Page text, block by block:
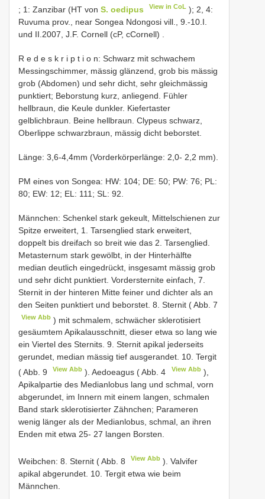
; 1: Zanzibar (HT von S. oedipus View in CoL ); 2, 4:
Ruvuma prov., near Songea Ndongosi vill., 9.-10.I.
und II.2007, J.F. Cornell (cP, cCornell)
R e d e s k r i p t i o n: Schwarz mit schwachem
Messingschimmer, mässig glänzend, grob bis mässig
grob (Abdomen) und sehr dicht, sehr gleichmässig
punktiert; Beborstung kurz, anliegend. Fühler
hellbraun, die Keule dunkler. Kiefertaster
gelblichbraun. Beine hellbraun. Clypeus schwarz,
Oberlippe schwarzbraun, mässig dicht beborstet.
Länge: 3,6-4,4mm (Vorderkörperlänge: 2,0- 2,2 mm).
PM eines von Songea: HW: 104; DE: 50; PW: 76; PL:
80; EW: 12; EL: 111; SL: 92.
Männchen: Schenkel stark gekeult, Mittelschienen zur
Spitze erweitert, 1. Tarsenglied stark erweitert,
doppelt bis dreifach so breit wie das 2. Tarsenglied.
Metasternum stark gewölbt, in der Hinterhälfte
median deutlich eingedrückt, insgesamt mässig grob
und sehr dicht punktiert. Vordersternite einfach, 7.
Sternit in der hinteren Mitte feiner und dichter als an
den Seiten punktiert und beborstet. 8. Sternit ( Abb. 7
View Abb ) mit schmalem, schwächer sklerotisiert
gesäumtem Apikalausschnitt, dieser etwa so lang wie
ein Viertel des Sternits. 9. Sternit apikal jederseits
gerundet, median mässig tief ausgerandet. 10. Tergit
( Abb. 9
View Abb ). Aedoeagus ( Abb. 4 View Abb),
Apikalpartie des Medianlobus lang und schmal, vorn
abgerundet, im Innern mit einem langen, schmalen
Band stark sklerotisierter Zähnchen; Parameren
wenig länger als der Medianlobus, schmal, an ihren
Enden mit etwa 25- 27 langen Borsten.
Weibchen: 8. Sternit ( Abb. 8 View Abb ). Valvifer
apikal abgerundet. 10. Tergit etwa wie beim
Männchen.